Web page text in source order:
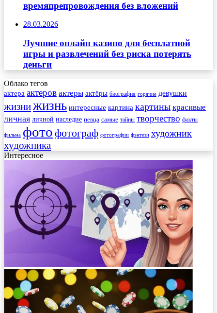
времяпрепровождения без вложений
28.03.2026
Лучшие онлайн казино для бесплатной
игры и развлечений без риска потерять
деньги
Облако тегов
актера актеров актеры актёры биография горячие девушки
жизнижизнь интересные картина картины красивые
личная личной наследие певца самые тайны творчество факты
фильма фото фотограф фотографии фэнтези художник
художника
Интересное